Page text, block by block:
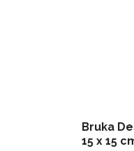
Bruka
15 x 15